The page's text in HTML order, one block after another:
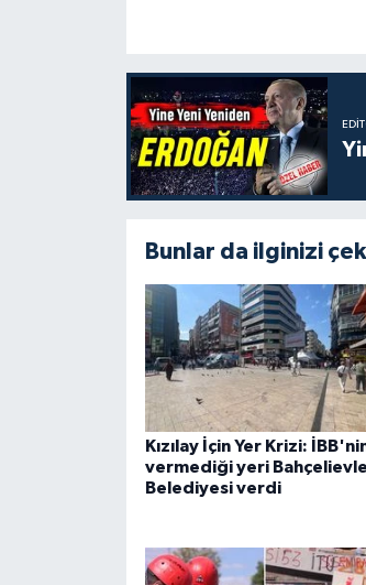
Bunlar da ilginizi
Kızılay İçin Yer Krizi:
vermediği yeri
Belediyesi verdi